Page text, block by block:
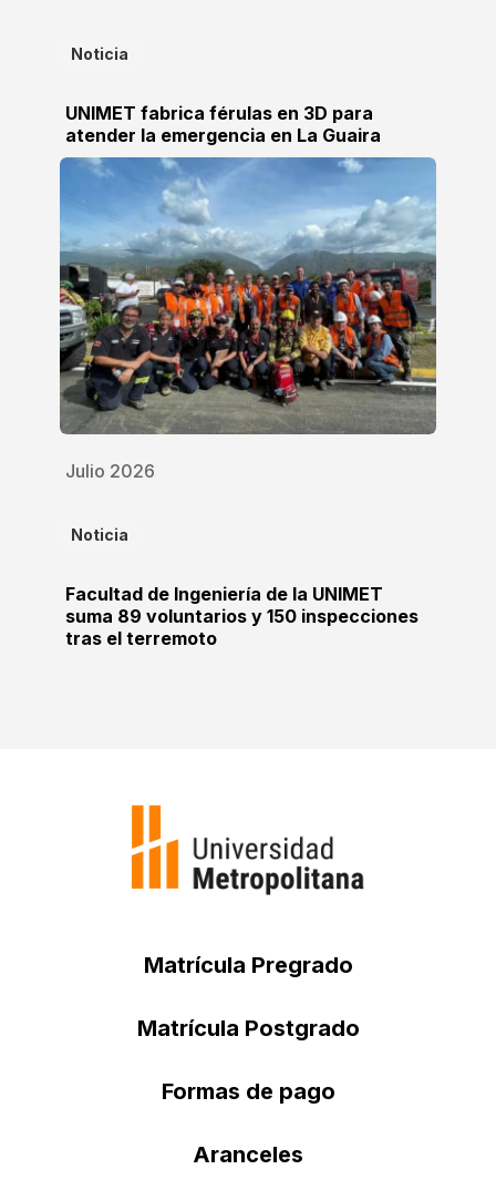
Noticia
UNIMET fabrica férulas en 3D para
atender la emergencia en La Guaira
Julio 2026
Noticia
Facultad de Ingeniería de la UNIMET
suma 89 voluntarios y 150 inspecciones
tras el terremoto
Matrícula Pregrado
Matrícula Postgrado
Formas de pago
Aranceles